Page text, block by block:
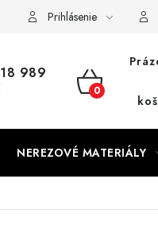
Prihlásenie
989
NEREZOVÉ MATERIÁLY